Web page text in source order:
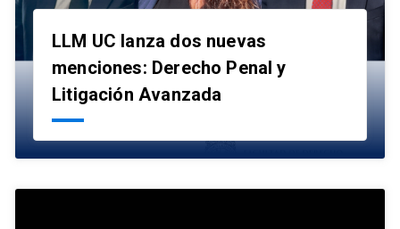
LLM UC lanza dos nuevas
menciones: Derecho Penal y
Litigación Avanzada